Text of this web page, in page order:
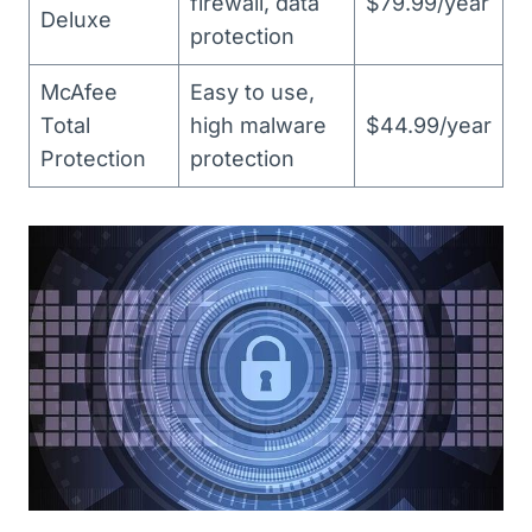
Deluxe
protection
McAfee
Total
Protection
Easy to use,
high malware
protection
$44.99/year